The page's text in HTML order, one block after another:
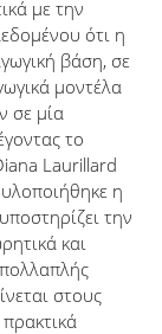
με την
ότι η
βάση, σε
μοντέλα
σε μία
το
Laurillard
η
την
και
στους